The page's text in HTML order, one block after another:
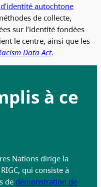
autochtone
de collecte,
sur l’identité fondées
le centre, ainsi que les
Data Act.
à ce
Nations dirige la
qui consiste à
de démonstration de